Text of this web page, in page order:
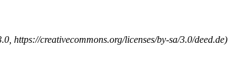
https://creativecommons.org/licenses/by-sa/3.0/deed.de)